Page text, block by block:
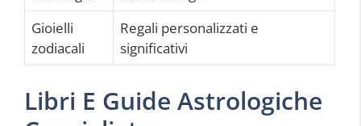
Gioielli
zodiacali
Regali personalizzati e
significativi
Libri E Guide Astrologiche